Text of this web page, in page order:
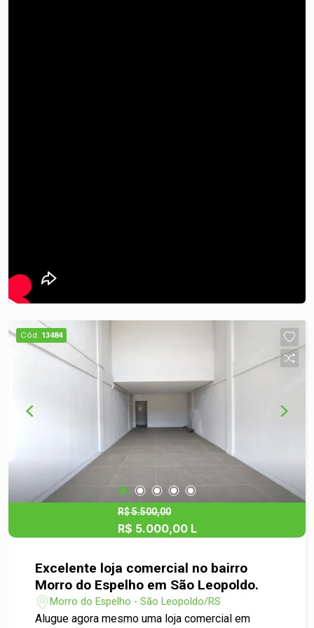
Cód. 13484
R$ 5.500,00
R$ 5.000,00 L
Excelente loja comercial no bairro
Morro do Espelho em São Leopoldo.
Morro do Espelho - São Leopoldo/RS
Alugue agora mesmo uma loja comercial em